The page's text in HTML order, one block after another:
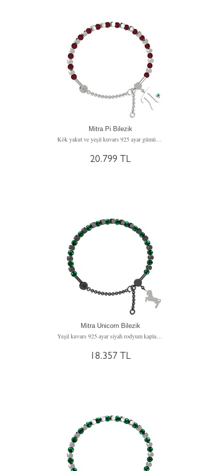
Mitra Pi Bilezik
20.799 TL
Mitra Unicorn Bilezik
Yeşil kuvars 925 ayar siyah rodyum kaplama gümüş bilezik
18.357 TL